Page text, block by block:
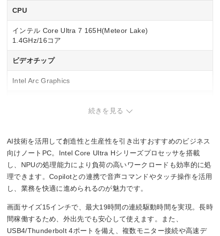
CPU
インテル Core Ultra 7 165H(Meteor Lake)
1.4GHz/16コア
ビデオチップ
Intel Arc Graphics
メモリ容量
駆動時間
–
Office詳細
続きを見る
AI技術を活用して創造性と生産性を引き出すおすすめのビジネス
向けノートPC。Intel Core Ultra Hシリーズプロセッサを搭載
し、NPUの処理能力により負荷の高いワークロードも効率的に処
理できます。Copilotとの連携で音声コマンドやタッチ操作を活用
し、業務を快適に進められるのが魅力です。
画面サイズ15インチで、最大19時間の連続駆動時間を実現。長時
間稼働するため、外出先でも安心して使えます。また、
USB4/Thunderbolt 4ポートを備え、複数モニター接続や高速デ